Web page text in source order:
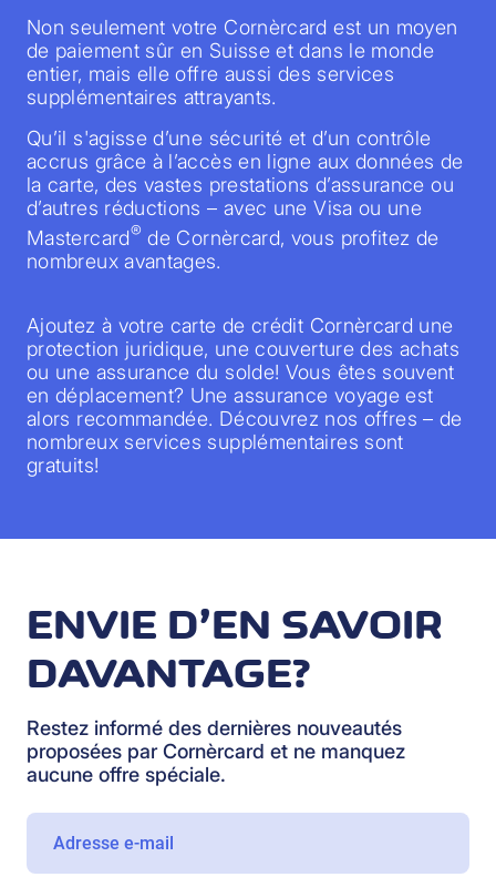
Non seulement votre Cornèrcard est un moyen
de paiement sûr en Suisse et dans le monde
entier, mais elle offre aussi des services
supplémentaires attrayants.
Qu’il s'agisse d’une sécurité et d’un contrôle
accrus grâce à l’accès en ligne aux données de
la carte, des vastes prestations d’assurance ou
d’autres réductions – avec une Visa ou une
Mastercard® de Cornèrcard, vous profitez de
nombreux avantages.
Ajoutez à votre carte de crédit Cornèrcard une
protection juridique, une couverture des achats
ou une assurance du solde! Vous êtes souvent
en déplacement? Une assurance voyage est
alors recommandée. Découvrez nos offres – de
nombreux services supplémentaires sont
gratuits!
ENVIE D’EN SAVOIR
DAVANTAGE?
Restez informé des dernières nouveautés
proposées par Cornèrcard et ne manquez
aucune offre spéciale.